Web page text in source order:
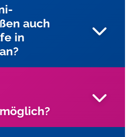
auch
in
Einzelunterricht für alle
beim Schüler angeboten. Die